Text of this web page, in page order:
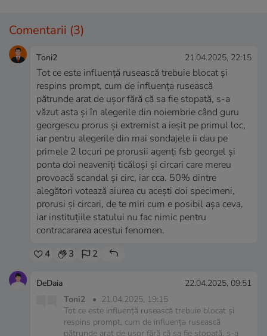
Comentarii (3)
Toni2 21.04.2025, 22:15
Tot ce este influență rusească trebuie blocat și
respins prompt, cum de influența rusească
pătrunde arat de ușor fără că sa fie stopată, s-a
văzut asta și în alegerile din noiembrie când guru
georgescu prorus și extremist a ieșit pe primul loc,
iar pentru alegerile din mai sondajele ii dau pe
primele 2 locuri pe prorusii agenți fsb georgel și
ponta doi neaveniți ticăloși și circari care mereu
provoacă scandal și circ, iar cca. 50% dintre
alegători votează aiurea cu acești doi specimeni,
prorusi și circari, de te miri cum e posibil așa ceva,
iar instituțiile statului nu fac nimic pentru
contracararea acestui fenomen.
4 3 2
DeDaia
22.04.2025, 09:51
Toni2
• 21.04.2025, 19:15
Tot ce este influență rusească trebuie blocat și
respins prompt, cum de influența rusească
pătrunde arat de ușor fără că sa fie stopată, s-a